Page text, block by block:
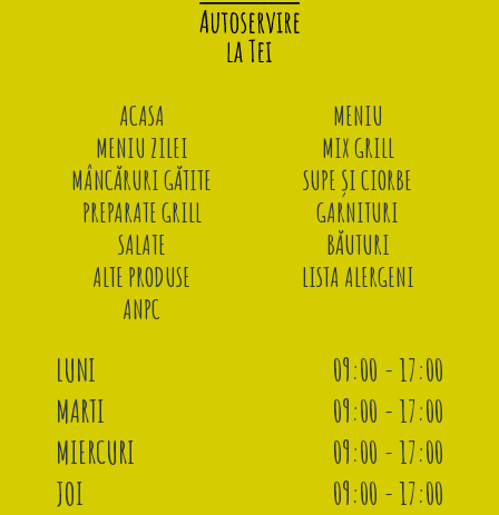
ACASA
MENIU
MENIU ZILEI
MIX GRILL
MÂNCĂRURI GĂTITE
SUPE ȘI CIORBE
PREPARATE GRILL
GARNITURI
SALATE
BĂUTURI
ALTE PRODUSE
LISTA ALERGENI
ANPC
LUNI
09:00 - 17:00
MARTI
09:00 - 17:00
MIERCURI
09:00 - 17:00
JOI
09:00 - 17:00